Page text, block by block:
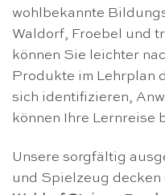
wohlbekannte
Waldorf, Froebel und
können Sie leichter
Produkte im Lehrplan
sich identifizieren,
können Ihre Lernreise
Unsere sorgfältig
und Spielzeug decken